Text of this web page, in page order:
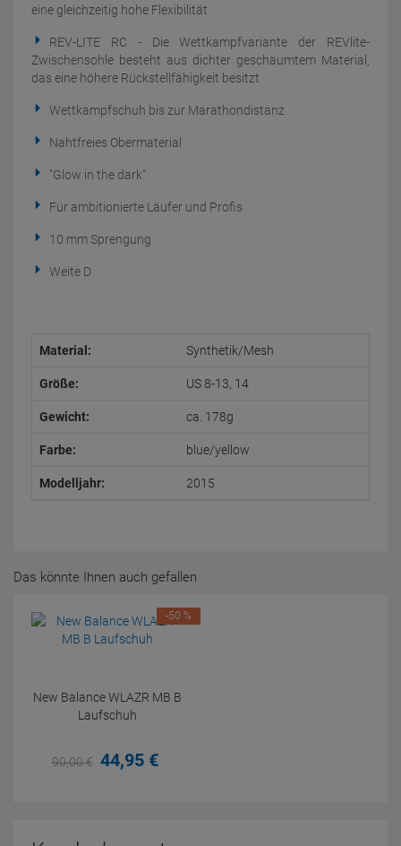
eine gleichzeitig hohe Flexibilität
REV-LITE RC - Die Wettkampfvariante der REVlite-
Zwischensohle besteht aus dichter geschäumtem Material,
das eine höhere Rückstellfähigkeit besitzt
Wettkampfschuh bis zur Marathondistanz
Nahtfreies Obermaterial
"Glow in the dark"
Für ambitionierte Läufer und Profis
10 mm Sprengung
Weite D
Material: Synthetik/Mesh
Größe: US 8-13, 14
Gewicht: ca. 178g
Farbe: blue/yellow
Modelljahr: 2015
Das könnte Ihnen auch gefallen
New Balance WLAZR MB B
Laufschuh
90,00€ 44,95 €
-50 %